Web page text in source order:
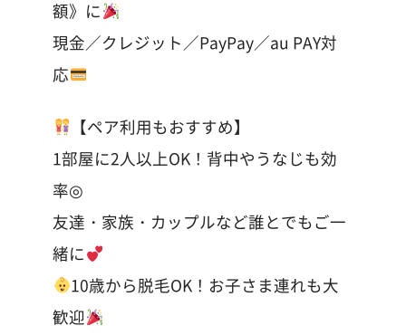
額》に
現金／クレジット／PayPay／au PAY対
応
【ペア利用もおすすめ】
1部屋に2人以上OK！背中やうなじも効
率◎
友達・家族・カップルなど誰とでもご一
緒に
10歳から脱毛OK！お子さま連れも大
歓迎